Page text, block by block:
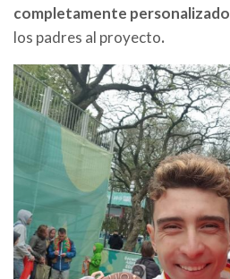
completamente personalizado
los padres al proyecto.